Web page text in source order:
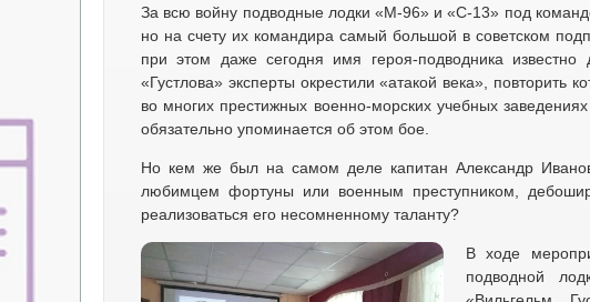
За всю войну подводные лодки «М-96» и «С-13» под
но на счету их командира самый большой в советском
при этом даже сегодня имя героя-подводника
«Густлова» эксперты окрестили «атакой века», повторить
во многих престижных военно-морских учебных
обязательно упоминается об этом бое.
Но кем же был на самом деле капитан Александр
любимцем фортуны или военным преступником,
реализоваться его несомненному таланту?
В ходе
подводной